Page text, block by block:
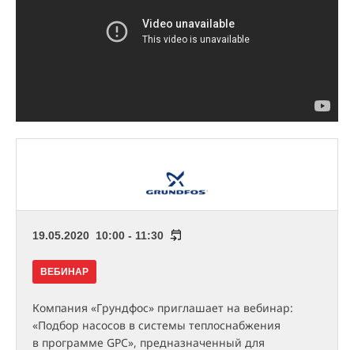
19.05.2020 10:00 - 11:30
ВЕБИНАР
Компания «Грундфос» приглашает на вебинар:
«Подбор насосов в системы теплоснабжения
в программе GPC», предназначенный для